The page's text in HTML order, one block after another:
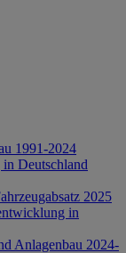
1991-2024
Deutschland
2025
in
Anlagenbau 2024-